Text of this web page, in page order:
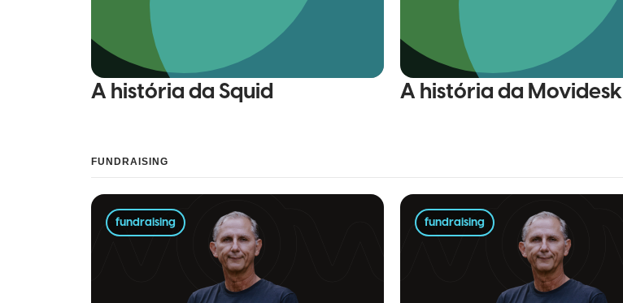
A história da Squid A história da Movidesk
FUNDRAISING
fundraising fundraising